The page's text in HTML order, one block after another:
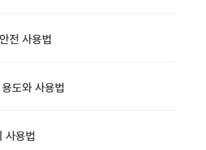
전 사용법
도와 사용법
사용법